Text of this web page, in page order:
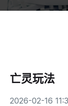
亡灵玩法
2026-02-16